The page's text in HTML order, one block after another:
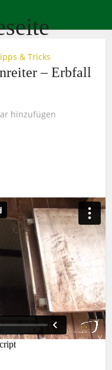
& Tricks
– Erbfall
hinzufügen